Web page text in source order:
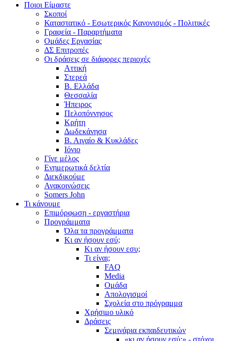
Ποιοι Είμαστε
Σκοποί
Καταστατικό - Εσωτερικός Κανονισμός - Πολιτικές
Γραφεία - Παραρτήματα
Ομάδες Εργασίας
ΔΣ Επιτροπές
Οι δράσεις σε διάφορες περιοχές
Αττική
Στερεά
Β. Ελλάδα
Θεσσαλία
Ήπειρος
Πελοπόννησος
Κρήτη
Δωδεκάνησα
Β. Αιγαίο & Κυκλάδες
Ιόνιο
Γίνε μέλος
Ενημερωτικά δελτία
Διεκδικούμε
Ανακοινώσεις
Somers John
Τι κάνουμε
Επιμόρφωση - εργαστήρια
Προγράμματα
Όλα τα προγράμματα
Κι αν ήσουν εσύ;
Κι αν ήσουν εσυ;
Τι είναι;
FAQ
Media
Ομάδα
Απολογισμοί
Σχολεία στο πρόγραμμα
Χρήσιμο υλικό
Δράσεις
Σεμινάρια εκπαιδευτικών
«κι αν ήσουν εσύ;» - στόχοι,